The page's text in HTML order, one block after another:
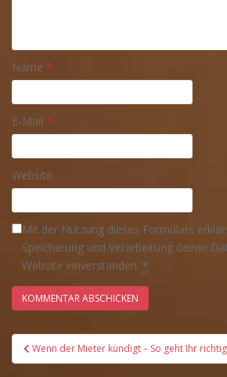
Name *
E-Mail *
Website
Mit der Nutzung dieses Formulars
Speicherung und Verarbeitung deiner
Website einverstanden. *
Beitrags-
Navigation
Wenn der Mieter kündigt – So geht Ihr